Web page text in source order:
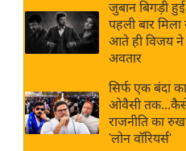
Live
News in
Hindi
अंतर्राष्ट्रीय
बिज़नेस
उद्योग
विशेषज्ञ
राय
जुबान बिगड़ी
पहली बार
आते ही विजय ने
अवतार
सिर्फ एक बंदा
ओवैसी
राजनीति का
'लोन वॉरियर्स'